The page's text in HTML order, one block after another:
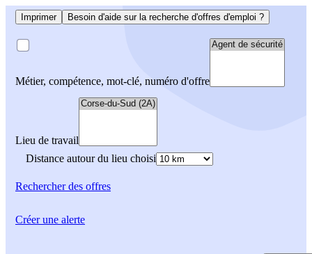
Imprimer Besoin d'aide sur la recherche d'offres d'emploi ?
Métier, compétence, mot-clé, numéro d'offre
Lieu de travail
Distance autour du lieu choisi
Rechercherdes offres
Créer une alerte